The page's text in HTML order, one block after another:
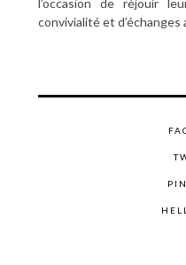
convivialité et d’échanges